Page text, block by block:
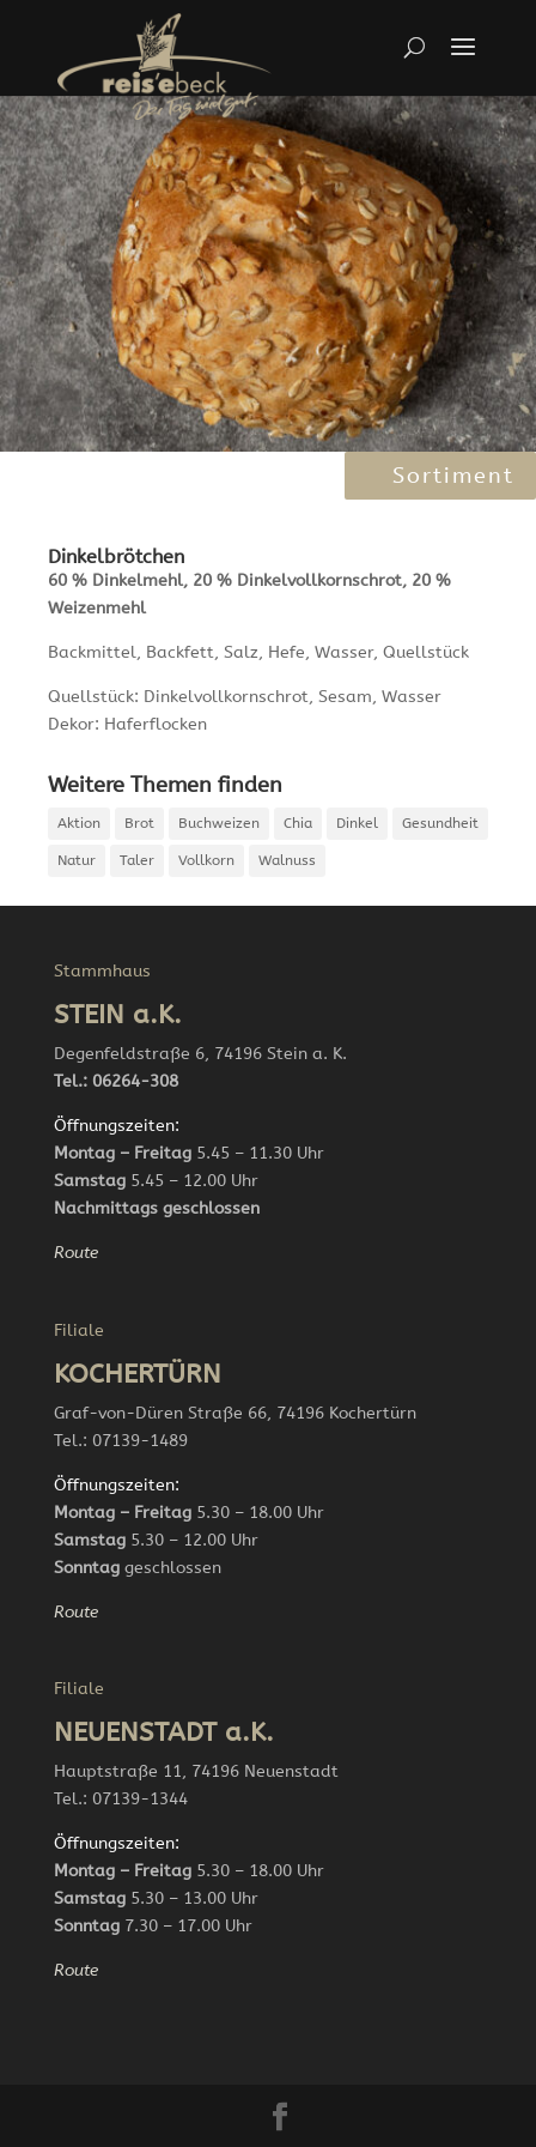
Sortiment
Dinkelbrötchen
60 % Dinkelmehl, 20 % Dinkelvollkornschrot, 20 %
Weizenmehl
Backmittel, Backfett, Salz, Hefe, Wasser, Quellstück
Quellstück: Dinkelvollkornschrot, Sesam, Wasser
Dekor: Haferflocken
Weitere Themen finden
Aktion Brot Buchweizen Chia Dinkel Gesundheit
Natur Taler Vollkorn Walnuss
Stammhaus
STEIN a.K.
Degenfeldstraße 6, 74196 Stein a. K.
Tel.: 06264-308
Öffnungszeiten:
Montag – Freitag 5.45 – 11.30 Uhr
Samstag 5.45 – 12.00 Uhr
Nachmittags geschlossen
Route
Filiale
KOCHERTÜRN
Graf-von-Düren Straße 66, 74196 Kochertürn
Tel.: 07139-1489
Öffnungszeiten:
Montag – Freitag 5.30 – 18.00 Uhr
Samstag 5.30 – 12.00 Uhr
Sonntag geschlossen
Route
Filiale
NEUENSTADT a.K.
Hauptstraße 11, 74196 Neuenstadt
Tel.: 07139-1344
Öffnungszeiten:
Montag – Freitag 5.30 – 18.00 Uhr
Samstag 5.30 – 13.00 Uhr
Sonntag 7.30 – 17.00 Uhr
Route